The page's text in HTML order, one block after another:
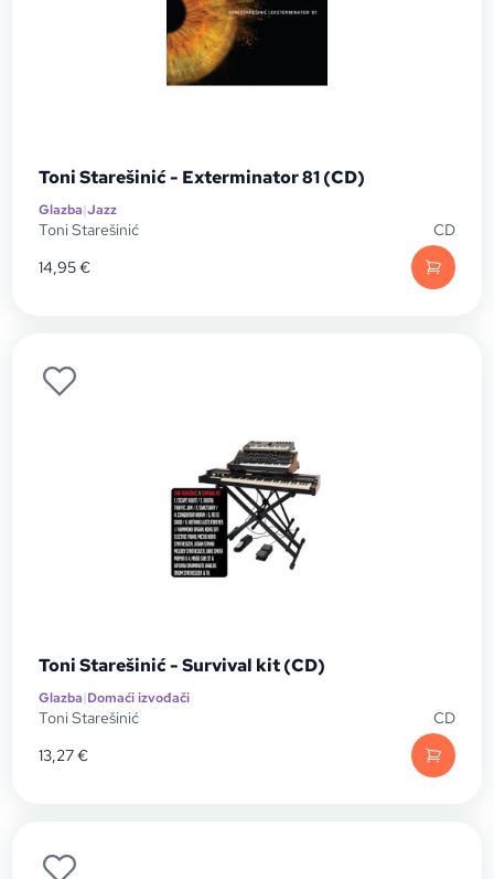
Toni Starešinić - Exterminator 81 (CD)
Glazba|Jazz
Toni Starešinić
CD
14,95€
Toni Starešinić - Survival kit (CD)
Glazba|Domaći izvođači
Toni Starešinić
CD
13,27€